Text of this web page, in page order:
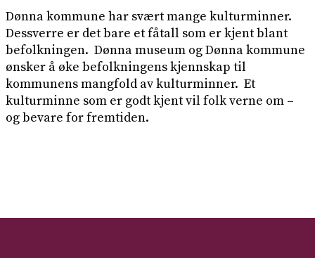
Dønna kommune har svært mange kulturminner.
Dessverre er det bare et fåtall som er kjent blant
befolkningen. Dønna museum og Dønna kommune
ønsker å øke befolkningens kjennskap til
kommunens mangfold av kulturminner. Et
kulturminne som er godt kjent vil folk verne om –
og bevare for fremtiden.